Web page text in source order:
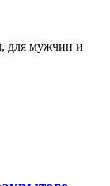
для мужчин и